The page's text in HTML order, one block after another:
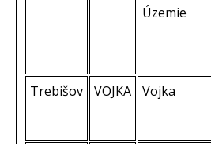
Územie
Trebišov
VOJKA Vojka